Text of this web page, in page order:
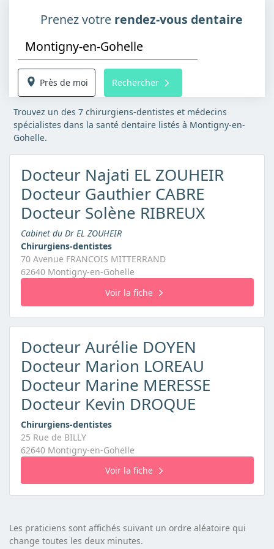
Prenez votre rendez-vous dentaire
Près de moi Rechercher
Trouvez un des 7 chirurgiens-dentistes et médecins
spécialistes dans la santé dentaire listés à Montigny-en-
Gohelle.
Docteur Najati EL ZOUHEIR
Docteur Gauthier CABRE
Docteur Solène RIBREUX
Cabinet du Dr EL ZOUHEIR
Chirurgiens-dentistes
70 Avenue FRANCOIS MITTERRAND
62640 Montigny-en-Gohelle
Voir la fiche
Docteur Aurélie DOYEN
Docteur Marion LOREAU
Docteur Marine MERESSE
Docteur Kevin DROQUE
Chirurgiens-dentistes
25 Rue de BILLY
62640 Montigny-en-Gohelle
Voir la fiche
Les praticiens sont affichés suivant un ordre aléatoire qui
change toutes les deux minutes.